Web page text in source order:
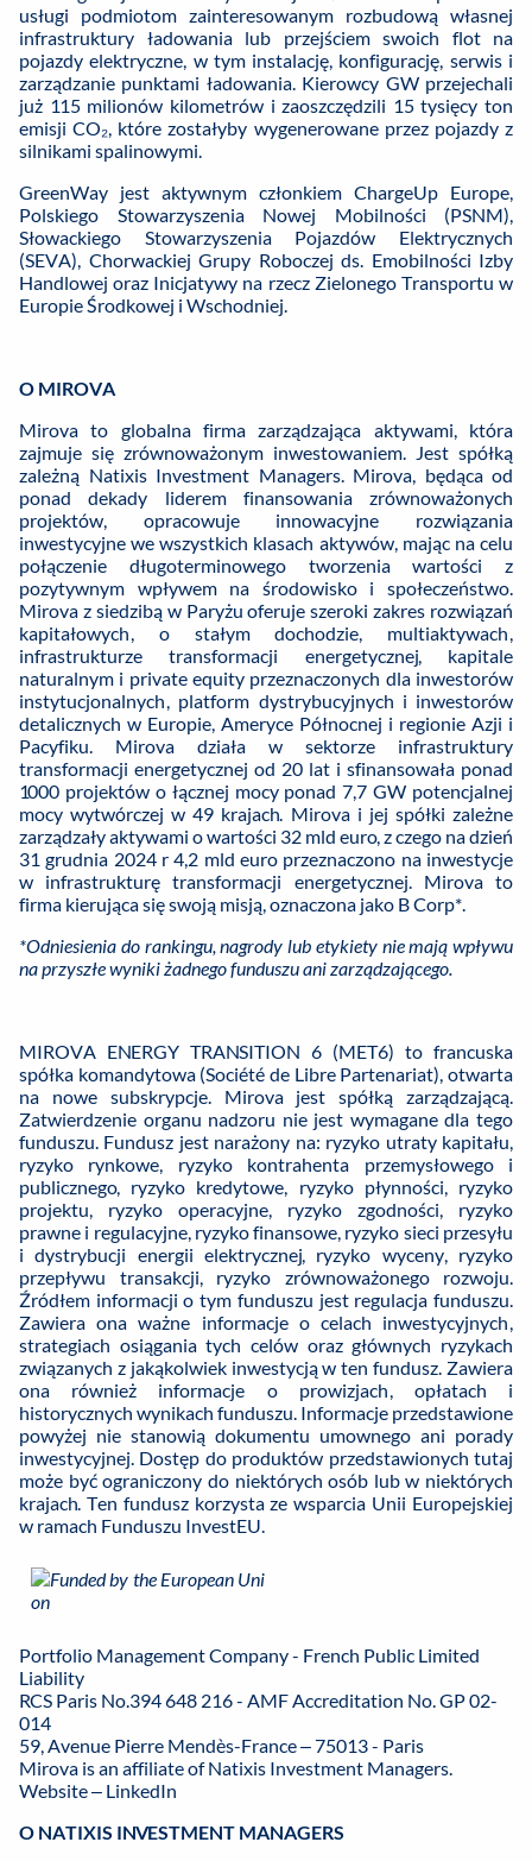
usługi podmiotom zainteresowanym rozbudową własnej
infrastruktury ładowania lub przejściem swoich flot na
pojazdy elektryczne, w tym instalację, konfigurację, serwis i
zarządzanie punktami ładowania. Kierowcy GW przejechali
już 115 milionów kilometrów i zaoszczędzili 15 tysięcy ton
emisji CO₂, które zostałyby wygenerowane przez pojazdy z
silnikami spalinowymi.
GreenWay jest aktywnym członkiem ChargeUp Europe,
Polskiego Stowarzyszenia Nowej Mobilności (PSNM),
Słowackiego Stowarzyszenia Pojazdów Elektrycznych
(SEVA), Chorwackiej Grupy Roboczej ds. Emobilności Izby
Handlowej oraz Inicjatywy na rzecz Zielonego Transportu w
Europie Środkowej i Wschodniej.
O MIROVA
Mirova to globalna firma zarządzająca aktywami, która
zajmuje się zrównoważonym inwestowaniem. Jest spółką
zależną Natixis Investment Managers. Mirova, będąca od
ponad dekady liderem finansowania zrównoważonych
projektów, opracowuje innowacyjne rozwiązania
inwestycyjne we wszystkich klasach aktywów, mając na celu
połączenie długoterminowego tworzenia wartości z
pozytywnym wpływem na środowisko i społeczeństwo.
Mirova z siedzibą w Paryżu oferuje szeroki zakres rozwiązań
kapitałowych, o stałym dochodzie, multiaktywach,
infrastrukturze transformacji energetycznej, kapitale
naturalnym i private equity przeznaczonych dla inwestorów
instytucjonalnych, platform dystrybucyjnych i inwestorów
detalicznych w Europie, Ameryce Północnej i regionie Azji i
Pacyfiku. Mirova działa w sektorze infrastruktury
transformacji energetycznej od 20 lat i sfinansowała ponad
1000 projektów o łącznej mocy ponad 7,7 GW potencjalnej
mocy wytwórczej w 49 krajach. Mirova i jej spółki zależne
zarządzały aktywami o wartości 32 mld euro, z czego na dzień
31 grudnia 2024 r 4,2 mld euro przeznaczono na inwestycje
w infrastrukturę transformacji energetycznej. Mirova to
firma kierująca się swoją misją, oznaczona jako B Corp*.
*Odniesienia do rankingu, nagrody lub etykiety nie mają wpływu
na przyszłe wyniki żadnego funduszu ani zarządzającego.
MIROVA ENERGY TRANSITION 6 (MET6) to francuska
spółka komandytowa (Société de Libre Partenariat), otwarta
na nowe subskrypcje. Mirova jest spółką zarządzającą.
Zatwierdzenie organu nadzoru nie jest wymagane dla tego
funduszu. Fundusz jest narażony na: ryzyko utraty kapitału,
ryzyko rynkowe, ryzyko kontrahenta przemysłowego i
publicznego, ryzyko kredytowe, ryzyko płynności, ryzyko
projektu, ryzyko operacyjne, ryzyko zgodności, ryzyko
prawne i regulacyjne, ryzyko finansowe, ryzyko sieci przesyłu
i dystrybucji energii elektrycznej, ryzyko wyceny, ryzyko
przepływu transakcji, ryzyko zrównoważonego rozwoju.
Źródłem informacji o tym funduszu jest regulacja funduszu.
Zawiera ona ważne informacje o celach inwestycyjnych,
strategiach osiągania tych celów oraz głównych ryzykach
związanych z jakąkolwiek inwestycją w ten fundusz. Zawiera
ona również informacje o prowizjach, opłatach i
historycznych wynikach funduszu. Informacje przedstawione
powyżej nie stanowią dokumentu umownego ani porady
inwestycyjnej. Dostęp do produktów przedstawionych tutaj
może być ograniczony do niektórych osób lub w niektórych
krajach. Ten fundusz korzysta ze wsparcia Unii Europejskiej
w ramach Funduszu InvestEU.
Portfolio Management Company - French Public Limited
Liability
RCS Paris No.394 648 216 - AMF Accreditation No. GP 02-
014
59, Avenue Pierre Mendès-France – 75013 - Paris
Mirova is an affiliate of Natixis Investment Managers.
Website– LinkedIn
O NATIXIS INVESTMENT MANAGERS